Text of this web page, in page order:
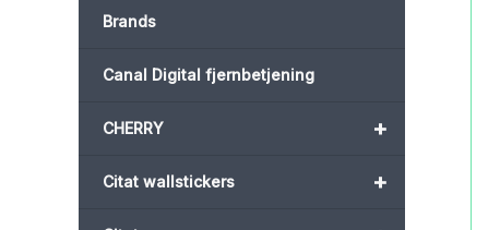
Brands
Canal Digital fjernbetjening
+
CHERRY
+
Citat wallstickers